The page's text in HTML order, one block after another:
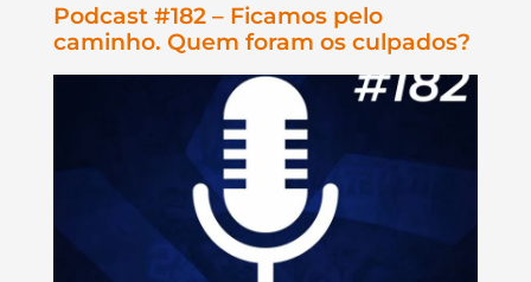
Podcast #182 – Ficamos pelo
caminho. Quem foram os culpados?